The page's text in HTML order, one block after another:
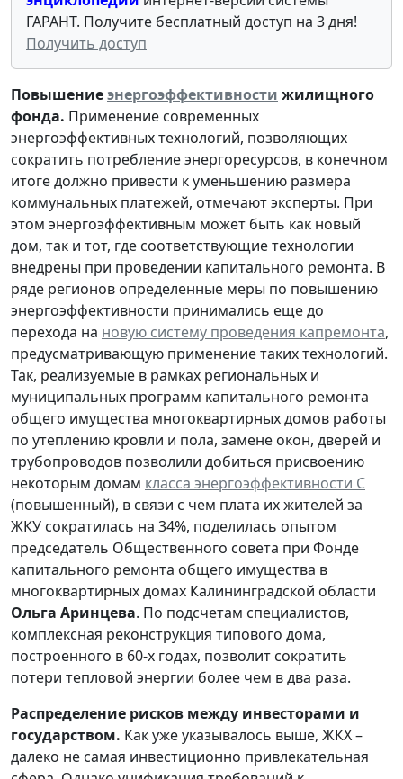
ГАРАНТ. Получите бесплатный доступ на 3 дня!
Получить доступ
Повышениеэнергоэффективности жилищного
фонда. Применение современных
энергоэффективных технологий, позволяющих
сократить потребление энергоресурсов, в конечном
итоге должно привести к уменьшению размера
коммунальных платежей, отмечают эксперты. При
этом энергоэффективным может быть как новый
дом, так и тот, где соответствующие технологии
внедрены при проведении капитального ремонта. В
ряде регионов определенные меры по повышению
энергоэффективности принимались еще до
перехода на новую систему проведения капремонта,
предусматривающую применение таких технологий.
Так, реализуемые в рамках региональных и
муниципальных программ капитального ремонта
общего имущества многоквартирных домов работы
по утеплению кровли и пола, замене окон, дверей и
трубопроводов позволили добиться присвоению
некоторым домам класса энергоэффективности С
(повышенный), в связи с чем плата их жителей за
ЖКУ сократилась на 34%, поделилась опытом
председатель Общественного совета при Фонде
капитального ремонта общего имущества в
многоквартирных домах Калининградской области
Ольга Аринцева. По подсчетам специалистов,
комплексная реконструкция типового дома,
построенного в 60-х годах, позволит сократить
потери тепловой энергии более чем в два раза.
Распределение рисков между инвесторами и
государством. Как уже указывалось выше, ЖКХ –
далеко не самая инвестиционно привлекательная